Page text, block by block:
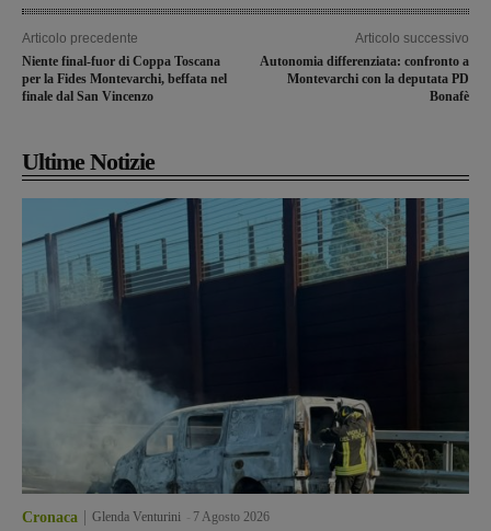
Articolo precedente
Niente final-fuor di Coppa Toscana
per la Fides Montevarchi, beffata nel
finale dal San Vincenzo
Articolo successivo
Autonomia differenziata: confronto a
Montevarchi con la deputata PD
Bonafè
Ultime Notizie
Cronaca Glenda Venturini 7 Agosto 2026